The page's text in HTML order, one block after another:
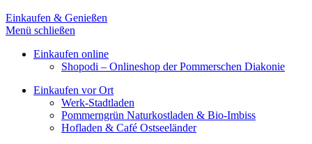
Einkaufen & Genießen
Menü schließen
Einkaufen online
Shopodi – Onlineshop der Pommerschen Diakonie
Einkaufen vor Ort
Werk-Stadtladen
Pommerngrün Naturkostladen & Bio-Imbiss
Hofladen & Café Ostseeländer